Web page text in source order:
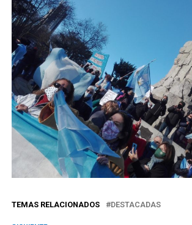
TEMAS RELACIONADOS DESTACADAS